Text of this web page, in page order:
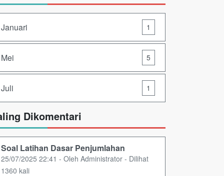
Januari 1
Mei 5
Juli 1
Dikomentari
Soal Latihan Dasar Penjumlahan
25/07/2025 22:41 - Oleh Administrator - Dilihat
1360 kali